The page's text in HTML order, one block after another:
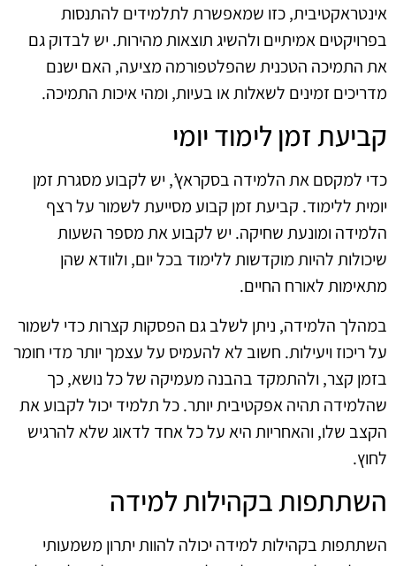
אינטראקטיבית, כזו שמאפשרת לתלמידים להתנסות
בפרויקטים אמיתיים ולהשיג תוצאות מהירות. יש לבדוק גם
את התמיכה הטכנית שהפלטפורמה מציעה, האם ישנם
מדריכים זמינים לשאלות או בעיות, ומהי איכות התמיכה.
קביעת זמן לימוד יומי
כדי למקסם את הלמידה בסקראץ’, יש לקבוע מסגרת זמן
יומית ללימוד. קביעת זמן קבוע מסייעת לשמור על רצף
הלמידה ומונעת שחיקה. יש לקבוע את מספר השעות
שיכולות להיות מוקדשות ללימוד בכל יום, ולוודא שהן
מתאימות לאורח החיים.
במהלך הלמידה, ניתן לשלב גם הפסקות קצרות כדי לשמור
על ריכוז ויעילות. חשוב לא להעמיס על עצמך יותר מדי חומר
בזמן קצר, ולהתמקד בהבנה מעמיקה של כל נושא, כך
שהלמידה תהיה אפקטיבית יותר. כל תלמיד יכול לקבוע את
הקצב שלו, והאחריות היא על כל אחד לדאוג שלא להרגיש
לחוץ.
השתתפות בקהילות למידה
השתתפות בקהילות למידה יכולה להוות יתרון משמעותי